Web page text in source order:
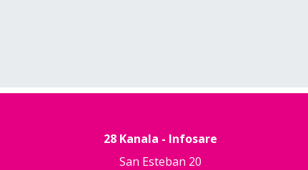
28 Kanala - Infosare
San Esteban 20